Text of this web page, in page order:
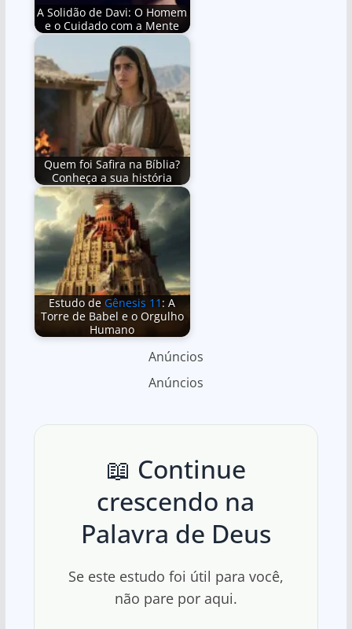
A Solidão de Davi: O Homem
e o Cuidado com a Mente
Quem foi Safira na Bíblia?
Conheça a sua história
Estudo deGênesis 11 : A
Torre de Babel e o Orgulho
Humano
Anúncios
Anúncios
📖 Continue
crescendo na
Palavra de Deus
Se este estudo foi útil para você,
não pare por aqui.